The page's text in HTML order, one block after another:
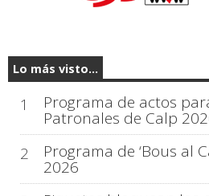
Lo más visto...
1 Programa de actos
Patronales de Calp
2
Programa de ‘Bous al
2026